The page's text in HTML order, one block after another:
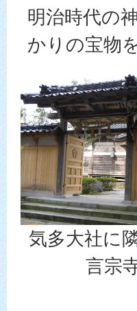
明治時代の
かりの宝物
気多大社に
言宗